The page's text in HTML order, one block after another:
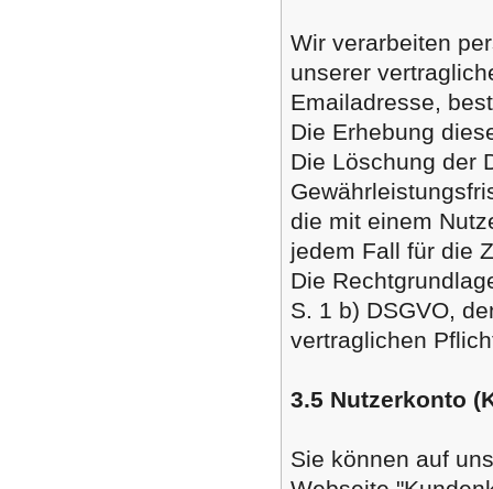
Wir verarbeiten
unserer
Emailadresse,
Die Erhebung
Die Löschung der
die mit einem
jedem Fall für die
Die
S. 1 b) DSGVO,
vertraglichen
3.5 Nutzerkonto
Sie können auf